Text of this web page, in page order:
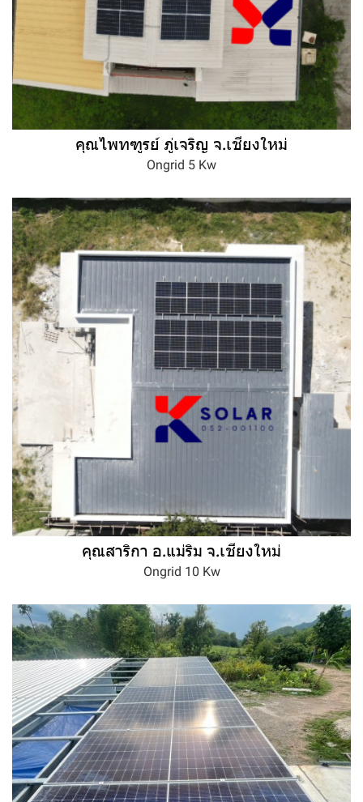
คุณไพทฑูรย์ ภู่เจริญ จ.เชียงใหม่
Ongrid 5 Kw
คุณสาริกา อ.แม่ริม จ.เชียงใหม่
Ongrid 10 Kw